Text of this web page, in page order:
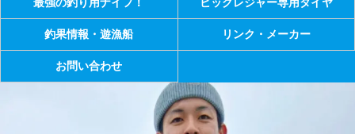
釣果情報・遊漁船 リンク・メーカー
お問い合わせ